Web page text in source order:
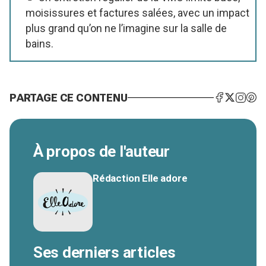
moisissures et factures salées, avec un impact
plus grand qu’on ne l’imagine sur la salle de
bains.
PARTAGE CE CONTENU
À propos de l'auteur
Rédaction Elle adore
Ses derniers articles